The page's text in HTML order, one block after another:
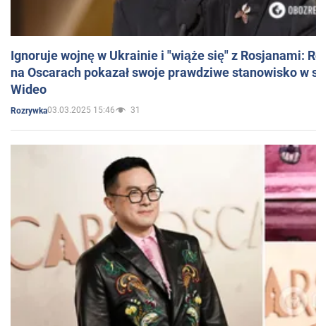
Ignoruje wojnę w Ukrainie i "wiąże się" z Rosjanami:
na Oscarach pokazał swoje prawdziwe stanowisko w
Wideo
Rozrywka03.03.2025 15:46 31